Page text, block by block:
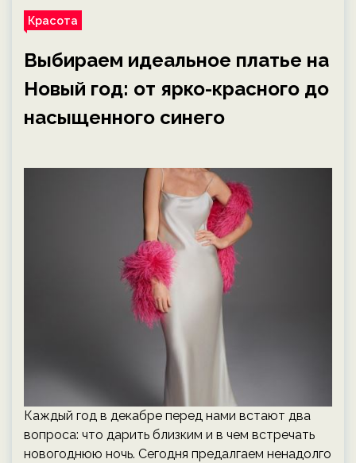
Красота
Выбираем идеальное платье на
Новый год: от ярко-красного до
насыщенного синего
Каждый год в декабре перед нами встают два
вопроса: что дарить близким и в чем встречать
новогоднюю ночь. Сегодня предалгаем ненадолго